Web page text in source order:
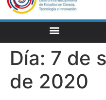
Día: 7 de
de 2020